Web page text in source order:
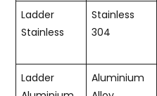
Ladder
Stainless
Stainless
304
Ladder
Aluminium